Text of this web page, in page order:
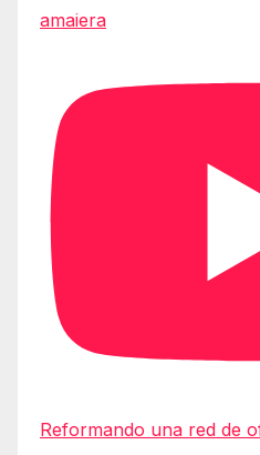
amaiera
Reformando una red de